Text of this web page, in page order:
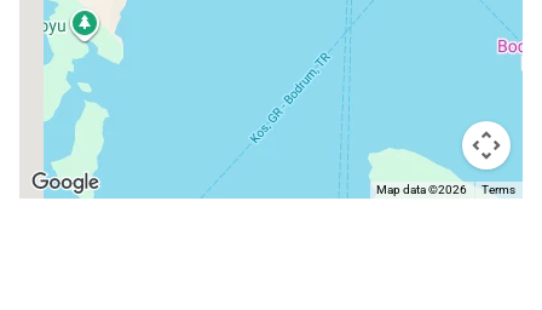
Map data ©2026 Terms